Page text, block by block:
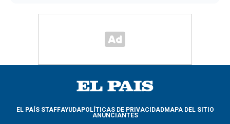
EL PAÍS STAFFAYUDAPOLÍTICAS DE PRIVACIDADMAPA DEL SITIO
ANUNCIANTES